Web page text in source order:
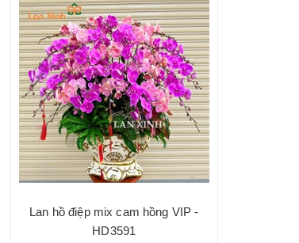
Lan hồ điệp mix cam hồng VIP -
HD3591